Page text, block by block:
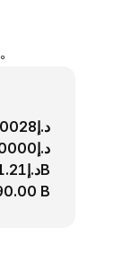
د.إ0.000028
د.إ0.000000
د.إ1.21B
B